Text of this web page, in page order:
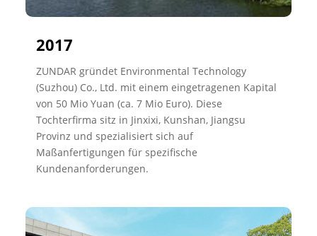
2017
ZUNDAR gründet Environmental Technology
(Suzhou) Co., Ltd. mit einem eingetragenen Kapital
von 50 Mio Yuan (ca. 7 Mio Euro). Diese
Tochterfirma sitz in Jinxixi, Kunshan, Jiangsu
Provinz und spezialisiert sich auf
Maßanfertigungen für spezifische
Kundenanforderungen.